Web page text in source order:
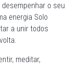
o seu
energia Solo
a unir todos
meditar,